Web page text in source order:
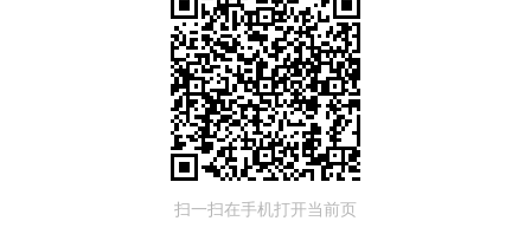
扫一扫在手机打开当前页